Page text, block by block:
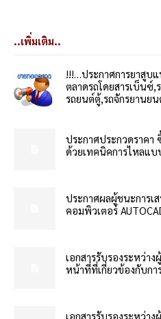
..เพิ่มเติม..
!!!…ประกาศการยาสูบ
ตลาดรถโดยสารเบ็นซ์,
รถยนต์ตู้,รถจักรยานยนต์
ประกาศประกวดราคา
ด้วยเทคนิคการไหลแบ
ประกาศผลผู้ชนะการเ
คอมพิวเตอร์
เอกสารรับรองระหว่าง
หน้าที่ที่เกี่ยวข้องกับกา
เอกสารรับรองระหว่าง